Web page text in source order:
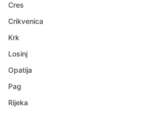
Cres
Crikvenica
Krk
Losinj
Opatija
Pag
Rijeka